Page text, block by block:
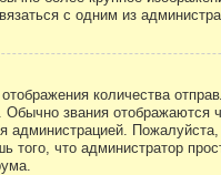
с одним из
количества
звания
администрацией.
что администратор